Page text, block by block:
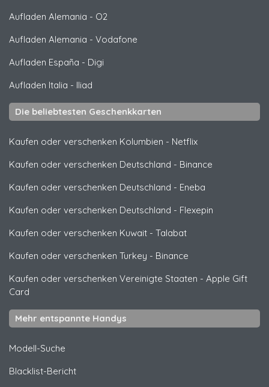
Aufladen Alemania - O2
Aufladen Alemania - Vodafone
Aufladen España - Digi
Aufladen Italia - Iliad
Die beliebtesten Geschenkkarten
Kaufen oder verschenken Kolumbien - Netflix
Kaufen oder verschenken Deutschland - Binance
Kaufen oder verschenken Deutschland - Eneba
Kaufen oder verschenken Deutschland - Flexepin
Kaufen oder verschenken Kuwait - Talabat
Kaufen oder verschenken Turkey - Binance
Kaufen oder verschenken Vereinigte Staaten - Apple Gift
Card
Mehr entspannte Handys
Modell-Suche
Blacklist-Bericht